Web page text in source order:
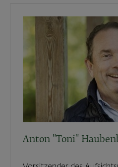
Anton "Toni"